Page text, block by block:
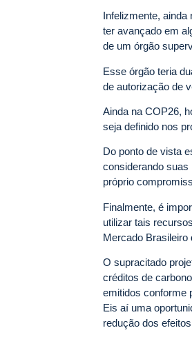
Infelizmente,
ter avançado em
de um órgão
Esse órgão teria
de autorização de
Ainda na COP26,
seja definido nos
Do ponto de vista
considerando
próprio
Finalmente, é
utilizar tais
Mercado Brasileiro
O supracitado
créditos de
emitidos conforme
Eis aí uma
redução dos